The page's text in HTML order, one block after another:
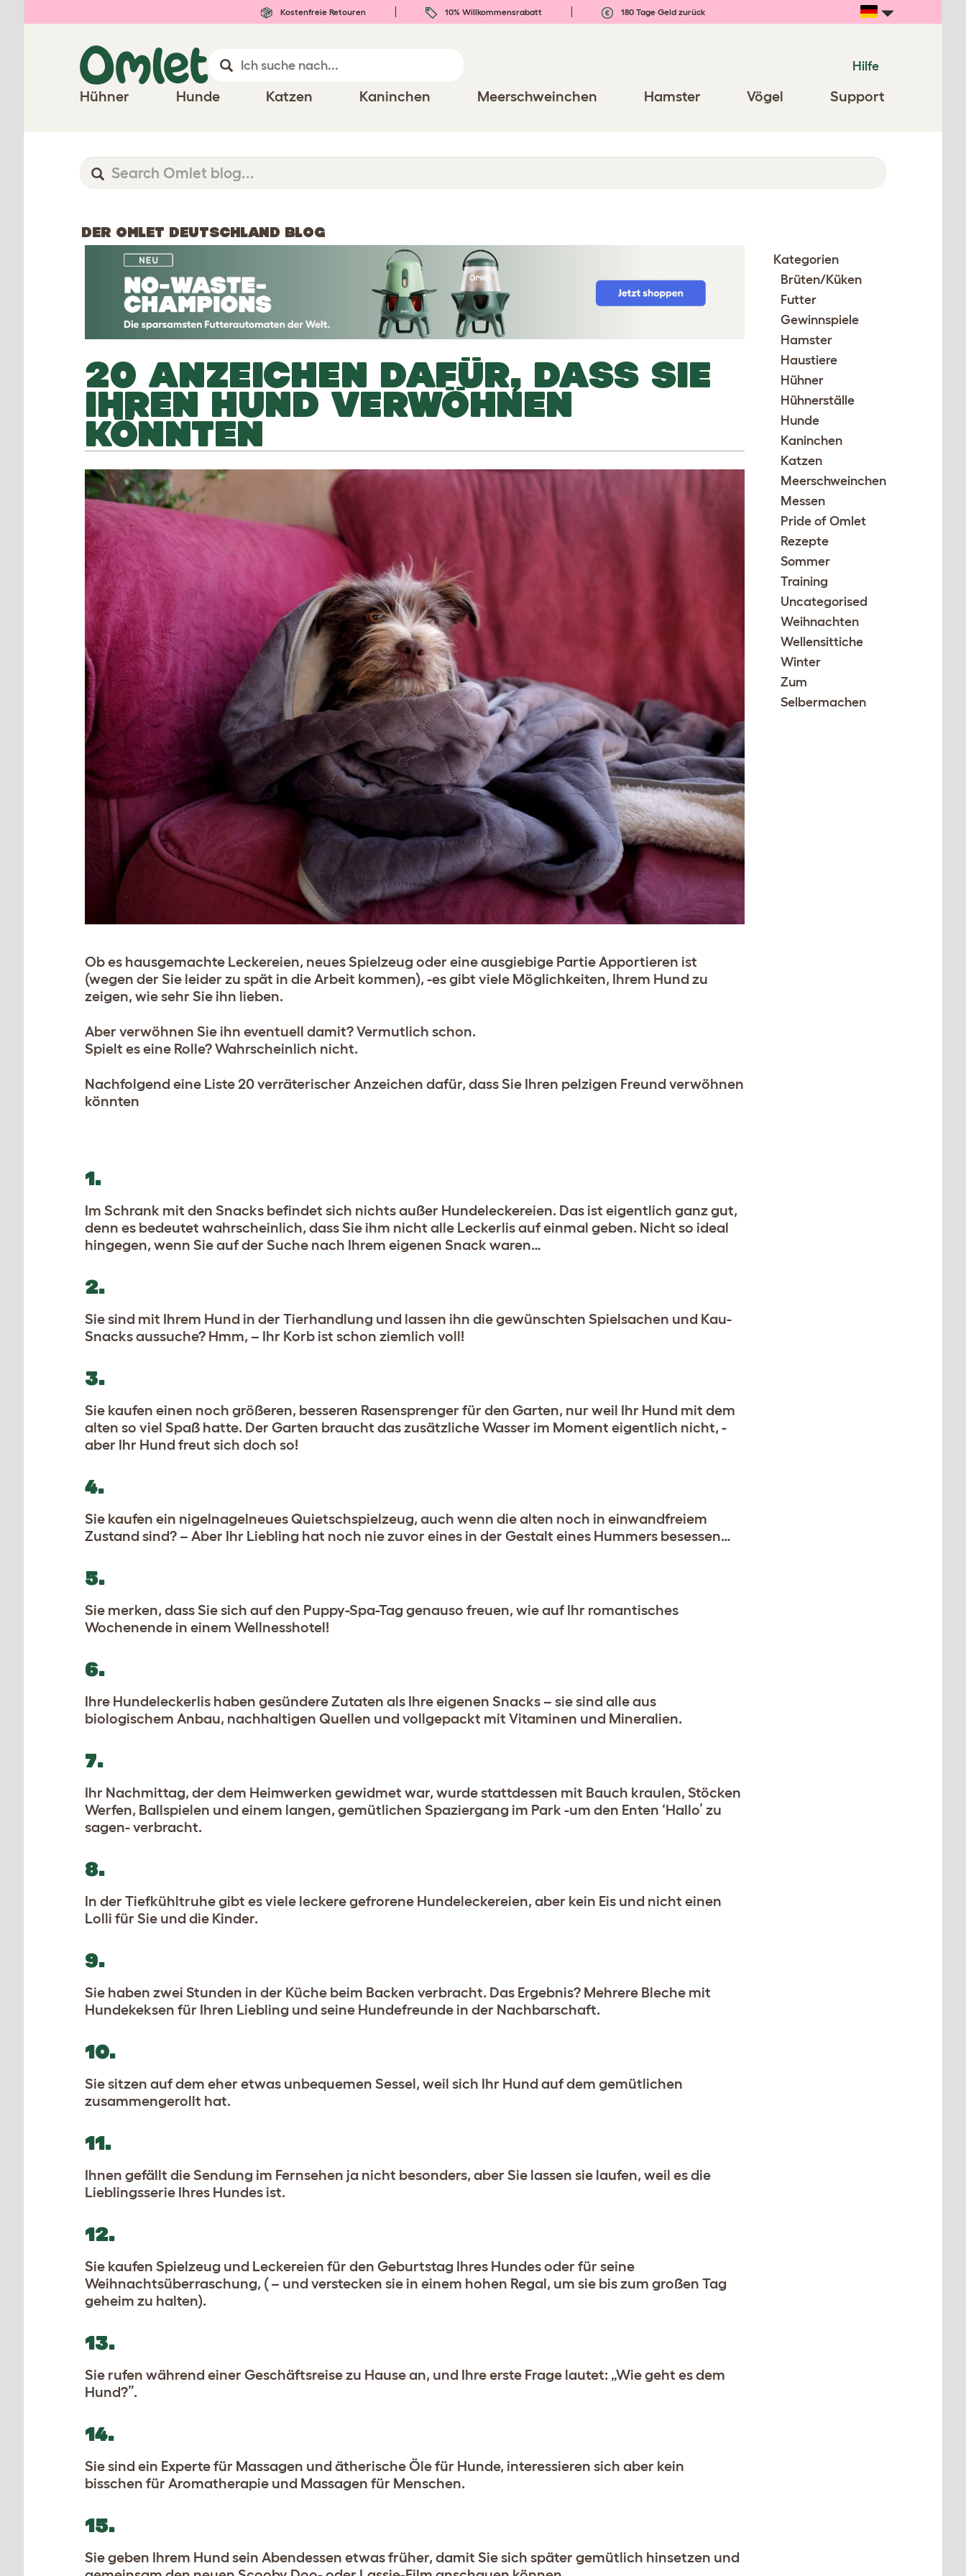
Kostenfreie Retouren 10% Willkommensrabatt 180 Tage Geld zurück
Hilfe
Hühner Hunde Katzen Kaninchen Meerschweinchen Hamster Vögel Support
DER OMLET DEUTSCHLAND BLOG
20 ANZEICHEN DAFÜR, DASS SIE
IHREN HUND VERWÖHNEN
KÖNNTEN
Ob es hausgemachte Leckereien, neues Spielzeug oder eine ausgiebige Partie Apportieren ist
(wegen der Sie leider zu spät in die Arbeit kommen), -es gibt viele Möglichkeiten, Ihrem Hund zu
zeigen, wie sehr Sie ihn lieben.
Aber verwöhnen Sie ihn eventuell damit? Vermutlich schon.
Spielt es eine Rolle? Wahrscheinlich nicht.
Nachfolgend eine Liste 20 verräterischer Anzeichen dafür, dass Sie Ihren pelzigen Freund verwöhnen
könnten
1.
Im Schrank mit den Snacks befindet sich nichts außer Hundeleckereien. Das ist eigentlich ganz gut,
denn es bedeutet wahrscheinlich, dass Sie ihm nicht alle Leckerlis auf einmal geben. Nicht so ideal
hingegen, wenn Sie auf der Suche nach Ihrem eigenen Snack waren…
2.
Sie sind mit Ihrem Hund in der Tierhandlung und lassen ihn die gewünschten Spielsachen und Kau-
Snacks aussuche? Hmm, – Ihr Korb ist schon ziemlich voll!
3.
Sie kaufen einen noch größeren, besseren Rasensprenger für den Garten, nur weil Ihr Hund mit dem
alten so viel Spaß hatte. Der Garten braucht das zusätzliche Wasser im Moment eigentlich nicht, -
aber Ihr Hund freut sich doch so!
4.
Sie kaufen ein nigelnagelneues Quietschspielzeug, auch wenn die alten noch in einwandfreiem
Zustand sind? – Aber Ihr Liebling hat noch nie zuvor eines in der Gestalt eines Hummers besessen…
5.
Sie merken, dass Sie sich auf den Puppy-Spa-Tag genauso freuen, wie auf Ihr romantisches
Wochenende in einem Wellnesshotel!
6.
Ihre Hundeleckerlis haben gesündere Zutaten als Ihre eigenen Snacks – sie sind alle aus
biologischem Anbau, nachhaltigen Quellen und vollgepackt mit Vitaminen und Mineralien.
7.
Ihr Nachmittag, der dem Heimwerken gewidmet war, wurde stattdessen mit Bauch kraulen, Stöcken
Werfen, Ballspielen und einem langen, gemütlichen Spaziergang im Park -um den Enten ‘Hallo’ zu
sagen- verbracht.
8.
In der Tiefkühltruhe gibt es viele leckere gefrorene Hundeleckereien, aber kein Eis und nicht einen
Lolli für Sie und die Kinder.
9.
Sie haben zwei Stunden in der Küche beim Backen verbracht. Das Ergebnis? Mehrere Bleche mit
Hundekeksen für Ihren Liebling und seine Hundefreunde in der Nachbarschaft.
10.
Sie sitzen auf dem eher etwas unbequemen Sessel, weil sich Ihr Hund auf dem gemütlichen
zusammengerollt hat.
11.
Ihnen gefällt die Sendung im Fernsehen ja nicht besonders, aber Sie lassen sie laufen, weil es die
Lieblingsserie Ihres Hundes ist.
12.
Sie kaufen Spielzeug und Leckereien für den Geburtstag Ihres Hundes oder für seine
Weihnachtsüberraschung, ( – und verstecken sie in einem hohen Regal, um sie bis zum großen Tag
geheim zu halten).
13.
Sie rufen während einer Geschäftsreise zu Hause an, und Ihre erste Frage lautet: „Wie geht es dem
Hund?”.
14.
Sie sind ein Experte für Massagen und ätherische Öle für Hunde, interessieren sich aber kein
bisschen für Aromatherapie und Massagen für Menschen.
15.
Sie geben Ihrem Hund sein Abendessen etwas früher, damit Sie sich später gemütlich hinsetzen und
Kategorien
Brüten/Küken
Futter
Gewinnspiele
Hamster
Haustiere
Hühner
Hühnerställe
Hunde
Kaninchen
Katzen
Meerschweinchen
Messen
Pride of Omlet
Rezepte
Sommer
Training
Uncategorised
Weihnachten
Wellensittiche
Winter
Zum
Selbermachen